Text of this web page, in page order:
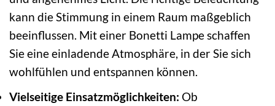
kann die Stimmung in einem Raum maßgeblich
beeinflussen. Mit einer Bonetti Lampe schaffen
Sie eine einladende Atmosphäre, in der Sie sich
wohlfühlen und entspannen können.
Vielseitige Einsatzmöglichkeiten: Ob